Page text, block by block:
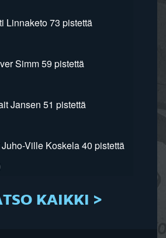
Linnaketo 73 pistettä
Simm 59 pistettä
Jansen 51 pistettä
Ville Koskela 40 pistettä
KAIKKI >